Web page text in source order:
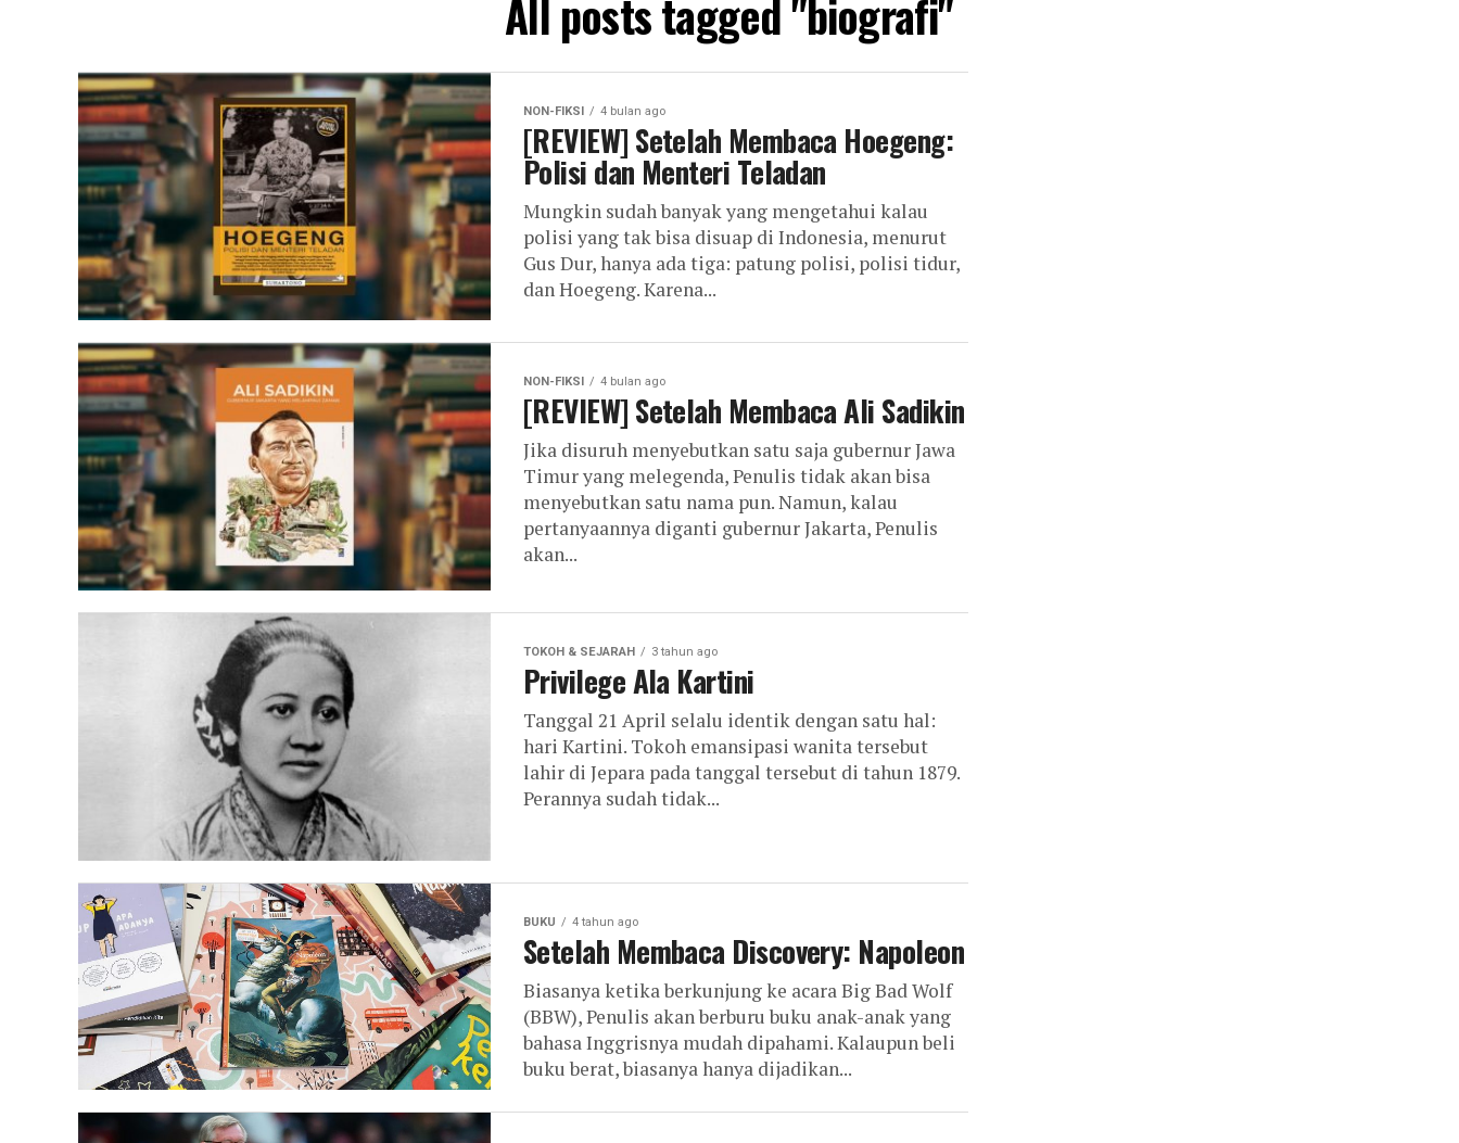
All posts tagged "biografi"
NON-FIKSI 4 bulan ago
[REVIEW] Setelah Membaca Hoegeng:
Polisi dan Menteri Teladan
Mungkin sudah banyak yang mengetahui kalau
polisi yang tak bisa disuap di Indonesia, menurut
Gus Dur, hanya ada tiga: patung polisi, polisi tidur,
dan Hoegeng. Karena...
NON-FIKSI 4 bulan ago
[REVIEW] Setelah Membaca Ali Sadikin
Jika disuruh menyebutkan satu saja gubernur Jawa
Timur yang melegenda, Penulis tidak akan bisa
menyebutkan satu nama pun. Namun, kalau
pertanyaannya diganti gubernur Jakarta, Penulis
akan...
TOKOH & SEJARAH 3 tahun ago
Privilege Ala Kartini
Tanggal 21 April selalu identik dengan satu hal:
hari Kartini. Tokoh emansipasi wanita tersebut
lahir di Jepara pada tanggal tersebut di tahun 1879.
Perannya sudah tidak...
BUKU 4 tahun ago
Setelah Membaca Discovery: Napoleon
Biasanya ketika berkunjung ke acara Big Bad Wolf
(BBW), Penulis akan berburu buku anak-anak yang
bahasa Inggrisnya mudah dipahami. Kalaupun beli
buku berat, biasanya hanya dijadikan...